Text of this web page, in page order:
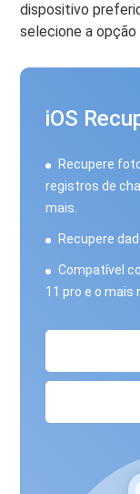
dispositivo
selecione a opção
iOS
Recupere
registros de
mais.
Recupere
Compatível
11 pro e o mais